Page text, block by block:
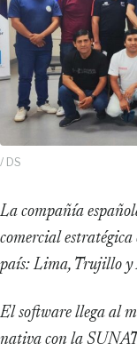
/ DS
La compañía española completa con éxito una misión
comercial estratégica
país: Lima, Trujillo y
El software llega al
nativa con la